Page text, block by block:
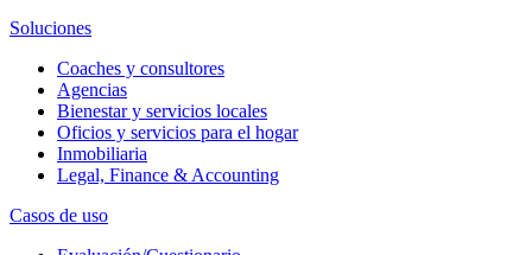
Soluciones
Coaches y consultores
Agencias
Bienestar y servicios locales
Oficios y servicios para el hogar
Inmobiliaria
Legal, Finance & Accounting
Casos de uso